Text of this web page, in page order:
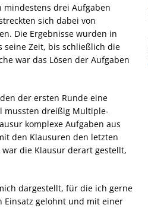
mindestens drei Aufgaben
sich dabei von
Die Ergebnisse wurden in
Zeit, bis schließlich die
war das Lösen der Aufgaben
der ersten Runde eine
mussten dreißig Multiple-
komplexe Aufgaben aus
den Klausuren den letzten
die Klausur derart gestellt,
dargestellt, für die ich gerne
Einsatz gelohnt und mit einer